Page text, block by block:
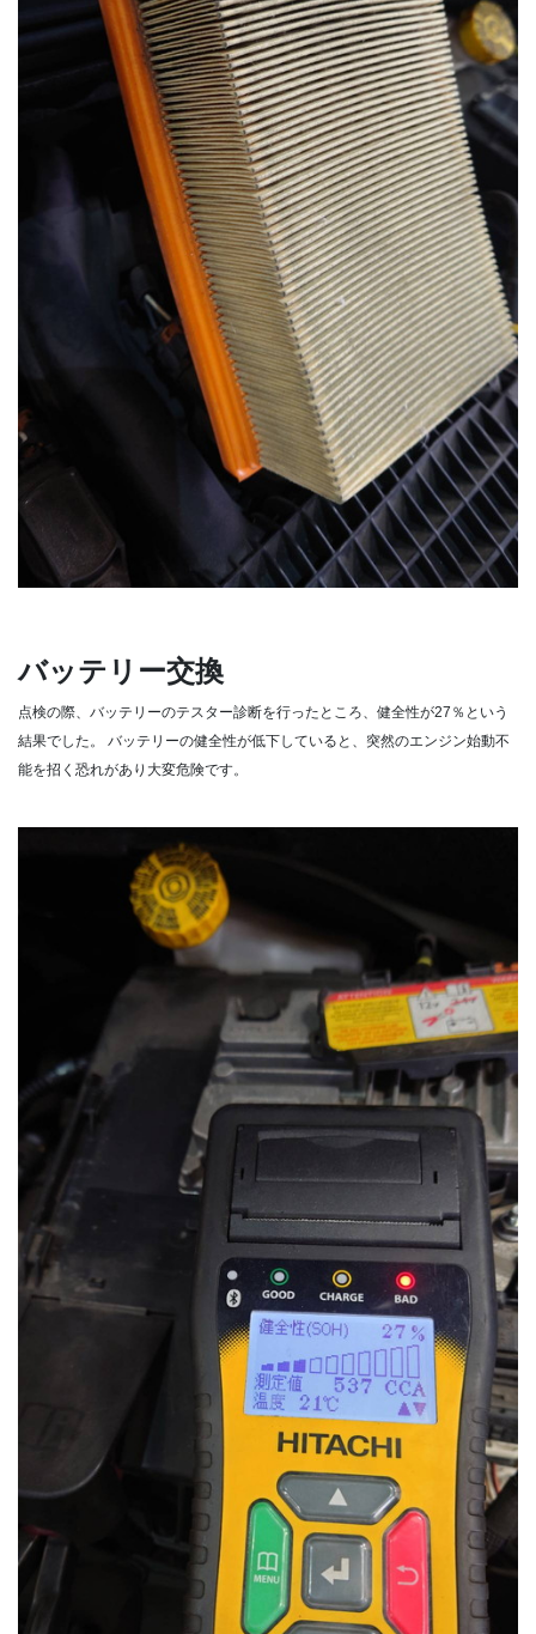
バッテリー交換
点検の際、バッテリーのテスター診断を行ったところ、健全性が27％という
結果でした。
バッテリーの健全性が低下していると、突然のエンジン始動不
能を招く恐れがあり大変危険です。